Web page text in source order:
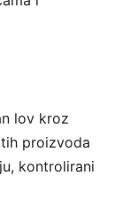
lov kroz
proizvoda
kontrolirani